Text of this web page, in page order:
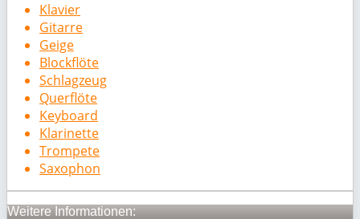
Klavier
Gitarre
Geige
Blockflöte
Schlagzeug
Querflöte
Keyboard
Klarinette
Trompete
Saxophon
Weitere Informationen: